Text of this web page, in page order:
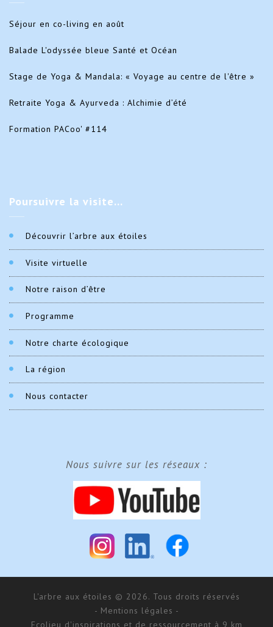
Séjour en co-living en août
Balade L'odyssée bleue Santé et Océan
Stage de Yoga & Mandala: « Voyage au centre de l'être »
Retraite Yoga & Ayurveda : Alchimie d’été
Formation PACoo' #114
Poursuivre la visite…
Découvrir l’arbre aux étoiles
Visite virtuelle
Notre raison d’être
Programme
Notre charte écologique
La région
Nous contacter
Nous suivre sur les réseaux :
L'arbre aux étoiles © 2026. Tous droits réservés
- Mentions légales -
Ecolieu d'inspirations et de ressourcement à 9 km